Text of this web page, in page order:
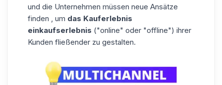
und die Unternehmen müssen neue Ansätze
finden , um das Kauferlebnis
einkaufserlebnis ("online" oder "offline") ihrer
Kunden fließender zu gestalten.